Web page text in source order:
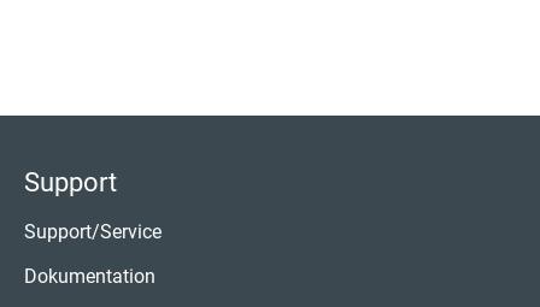
Support
Support/Service
Dokumentation